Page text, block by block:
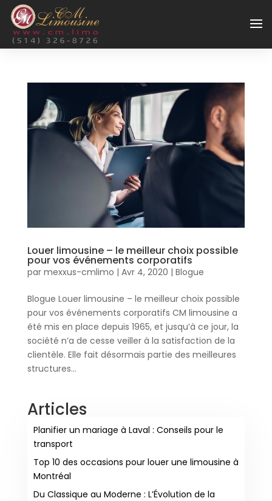
Louer limousine – le meilleur choix possible
pour vos événements corporatifs
par mexxus-cmlimo | Avr 4, 2020 | Blogue
Blogue Louer limousine – le meilleur choix possible
pour vos événements corporatifs CM limousine a
été mis en place depuis 1965, et jusqu’à ce jour, la
société n’a de cesse veiller à la satisfaction de la
clientèle. Elle fait désormais partie des meilleures
structures...
Articles
Planifier un mariage à Laval : Conseils pour le
transport
Top 10 des occasions pour louer une limousine à
Montréal
Du Classique au Moderne : L’Évolution de la